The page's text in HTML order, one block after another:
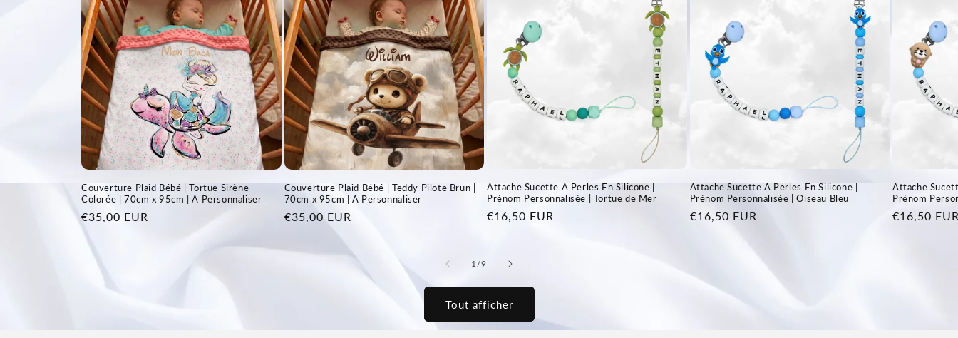
Couverture Plaid Bébé | Tortue Sirène
Colorée | 70cm x 95cm | A Personnaliser
Prix
habituel
€35,00 EUR
Couverture Plaid Bébé | Teddy Pilote Brun |
70cm x 95cm | A Personnaliser
Prix
€35,00 EUR
Attache Sucette A Perles En Silicone |
Prénom Personnalisée | Tortue de Mer
Prix
€16,50 EUR
Attache Sucette A Perles En Silicone |
Prénom Personnalisée | Oiseau Bleu
Prix
€16,50 EUR
Attache
Prénom
Prix
€16,50
1/de
9
Tout afficher